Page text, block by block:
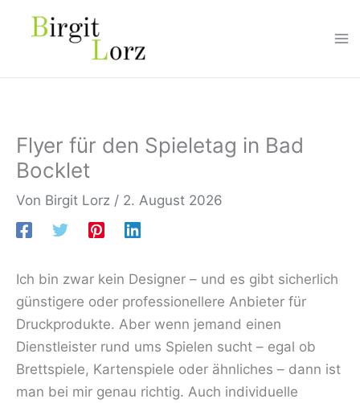
Inhalt
Flyer für den Spieletag in Bad
Bocklet
Von Birgit Lorz / 2. August 2026
Ich bin zwar kein Designer – und es gibt sicherlich
günstigere oder professionellere Anbieter für
Druckprodukte. Aber wenn jemand einen
Dienstleister rund ums Spielen sucht – egal ob
Brettspiele, Kartenspiele oder ähnliches – dann ist
man bei mir genau richtig. Auch individuelle